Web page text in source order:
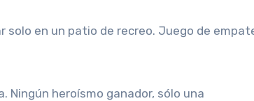
en un patio de recreo. Juego de
Ningún heroísmo ganador, sólo una